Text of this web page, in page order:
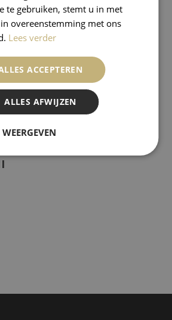
te gebruiken, stemt u in met
overeenstemming met ons
Lees verder
ACCEPTEREN
ALLES AFWIJZEN